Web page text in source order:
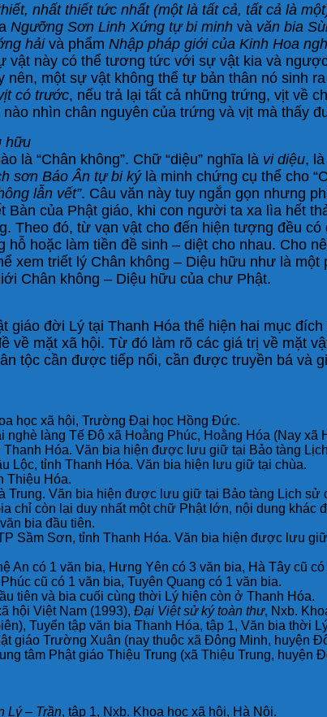
nhất thiết tức nhất (một là tất cả, tất cả là
Ngưỡng Sơn Linh Xứng tự bi minh và văn bia
hảivà phẩm Nhập pháp giới của Kinh Hoa
vật này có thể tương tức với sự vật kia và
nên, một sự vật không thể tự bản thân nó sinh
có trước, nếu trả lại tất cả những trứng, vịt về
nhìn chân nguyên của trứng và vịt mà thấy
hữu
là “Chân không”. Chữ “diệu” nghĩa là vi diệu, là
sơn Báo Ân tự bi kýlà minh chứng cụ thể cho
lẫn vết”. Câu văn này tuy ngắn gọn nhưng
Bàn của Phật giáo, khi con người ta xa lìa hết
Theo đó, từ vạn vật cho đến hiện tượng đều
hoặc làm tiền đề sinh – diệt cho nhau. Cho
xem triết lý Chân không – Diệu hữu như là
Chân không – Diệu hữu của chư Phật.
giáo đời Lý tại Thanh Hóa thể hiện hai mục
về mặt xã hội. Từ đó làm rõ các giá trị về mặt
tộc cần được tiếp nối, cần được truyền bá và
học xã hội, Trường Đại học Hồng Đức.
làng Tế Độ xã Hoằng Phúc, Hoằng Hóa (Nay
Hóa. Văn bia hiện được lưu giữ tại Bảo tàng
Lộc, tỉnh Thanh Hóa. Văn bia hiện lưu giữ tại chùa.
Thiệu Hóa.
Trung. Văn bia hiện được lưu giữ tại Bảo tàng Lịch sử
chỉ còn lại duy nhất một chữ Phật lớn, nội dung
bia đầu tiên.
Sầm Sơn, tỉnh Thanh Hóa. Văn bia hiện được lưu
An có 1 văn bia, Hưng Yên có 3 văn bia, Hà Tây cũ
cũ có 1 văn bia, Tuyên Quang có 1 văn bia.
tiên và bia cuối cùng thời Lý hiện còn ở Thanh Hóa.
hội Việt Nam (1993), Đại Việt sử ký toàn thư, Nxb.
Tuyển tập văn bia Thanh Hóa, tập 1, Văn bia thời
giáo Trường Xuân (nay thuộc xã Đông Minh, huyện
tâm Phật giáo Thiệu Trung (xã Thiệu Trung,
Lý – Trần, tập 1, Nxb. Khoa học xã hội, Hà Nội.